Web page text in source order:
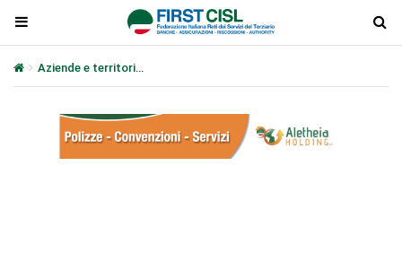
Aziende e territori